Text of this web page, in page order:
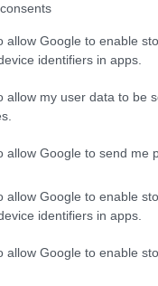
allow Google to enable
identifiers in apps.
allow my user data to be
allow Google to send me
allow Google to enable
identifiers in apps.
allow Google to enable
arra, hogy az
az
út melletti támfal
főispán mondott
jövőképpel.
környékén